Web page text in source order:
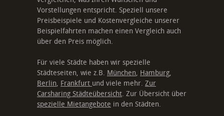
Vorstellungen entspricht. Speziell unsere
Preisbeispiele und Kostenvergleiche unserer
Beispielfahrten machen einen Vergleich auch
über den Preis möglich.
Für viele Städte haben wir spezielle
Städteseiten, wie z.B. München, Hamburg,
Berlin, Frankfurt und viele mehr. Zur
Carsharing Städteübersicht. Zur Übersicht über
spezielle Mietangebote in den Städten.